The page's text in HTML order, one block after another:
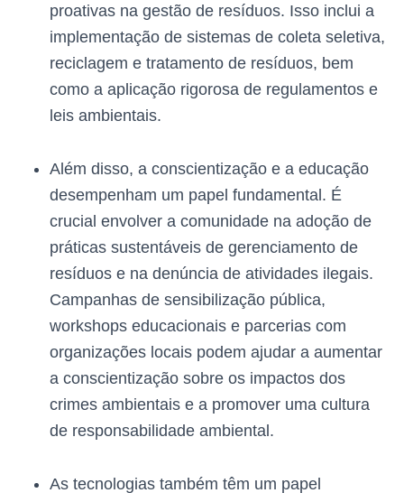
proativas na gestão de resíduos. Isso inclui a
implementação de sistemas de coleta seletiva,
reciclagem e tratamento de resíduos, bem
como a aplicação rigorosa de regulamentos e
leis ambientais.
Além disso, a conscientização e a educação
desempenham um papel fundamental. É
crucial envolver a comunidade na adoção de
práticas sustentáveis ​​de gerenciamento de
resíduos e na denúncia de atividades ilegais.
Campanhas de sensibilização pública,
workshops educacionais e parcerias com
organizações locais podem ajudar a aumentar
a conscientização sobre os impactos dos
crimes ambientais e a promover uma cultura
de responsabilidade ambiental.
As tecnologias também têm um papel